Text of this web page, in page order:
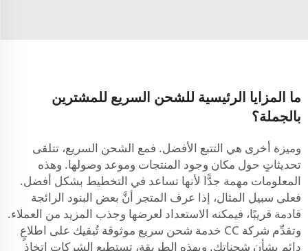
ما المزايا الرئيسية للشحن السريع للمشترين
بالجملة؟
وميزة أخرى هي التتبع الأفضل. فمع الشحن السريع، تتلقى
تحديثاتٍ حول مكان وجود المنتجات وموعد وصولها. وهذه
المعلومات مهمة جدًّا لأنها تساعد في التخطيط بشكل أفضل.
فعلى سبيل المثال، إذا عرف المتجر أنَّ بعض البنود الرائجة
قادمة قريبًا، فيمكنه الاستعداد لعرضها وجذب المزيد من العملاء.
وتقدِّم شركة CC خدمة شحن سريع موثوقة تُبقيك على اطلاعٍ
دائمٍ بشأن شحناتك. وبهذه الطريقة، تستطيع الشركات اتخاذ